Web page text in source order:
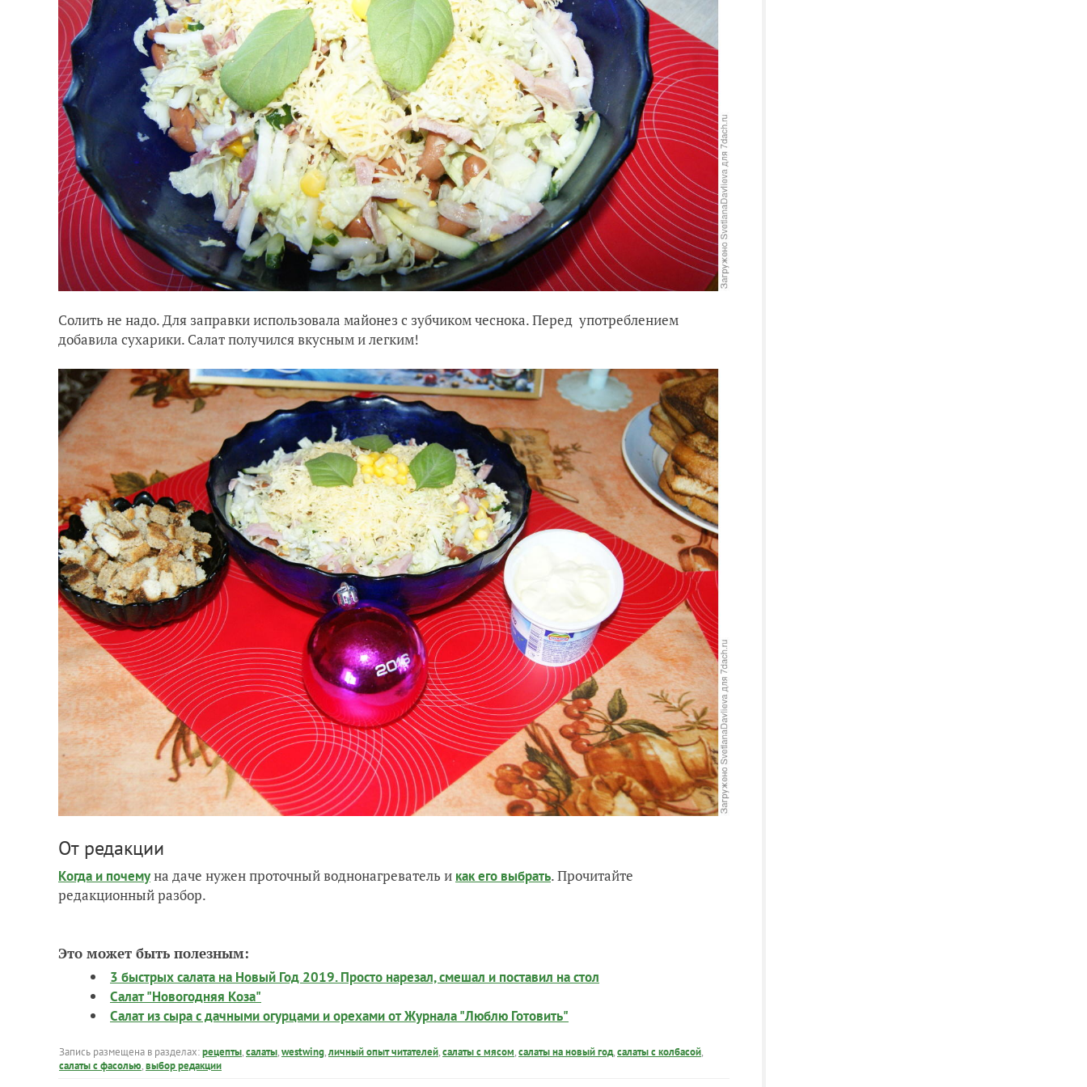
Солить не надо. Для заправки использовала майонез с зубчиком чеснока. Перед употреблением
добавила сухарики. Салат получился вкусным и легким!
От редакции
Когда и почемуна даче нужен проточный воднонагреватель и как его выбрать. Прочитайте
редакционный разбор.
Это может быть полезным:
3 быстрых салата на Новый Год 2019. Просто нарезал, смешал и поставил на стол
Салат "Новогодняя Коза"
Салат из сыра с дачными огурцами и орехами от Журнала "Люблю Готовить"
Запись размещена в разделах:рецепты,салаты,westwing,личный опыт читателей,салаты с мясом,салаты на новый год,салаты с колбасой,
салаты с фасолью,выбор редакции